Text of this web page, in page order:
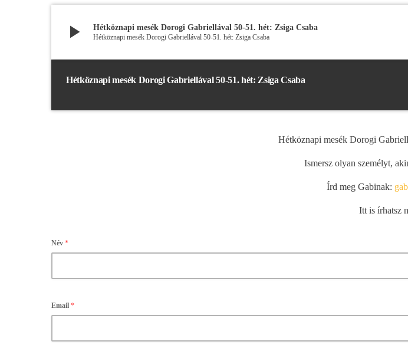
play_arrow Hétköznapi mesék Dorogi Gabriellával 50-51. hét: Zsiga Csaba
Hétköznapi mesék Dorogi Gabriellával 50-51. hét: Zsiga Csaba
Hétköznapi mesék Dorogi Gabriellával 50-51. hét: Zsiga Csaba
Hétköznapi mesék Dorogi
Ismersz olyan személyt,
Írd meg Gabinak:
Itt is írhatsz
Név *
Email *